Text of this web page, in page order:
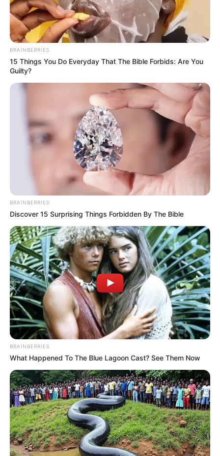
22:10 / 05 Avqust 2026 CƏMİYYƏT
Bakıda MƏSCİD
79 0 0
21:39 / 05 Avqust 2026
Bu restoranda müştərilər tamamilə
çılpaq nahar edirlər
84 0 0
21:24 / 05 Avqust 2026 CƏMİYYƏT
Kartdan-karta köçürmə ilə bağlı limitlər
bu banklarda işləmir
93 0 0
BRAINBERRIES
15 Things You Do Everyday That The Bible Forbids: Are You
Guilty?
BRAINBERRIES
Discover 15 Surprising Things Forbidden By The Bible
BRAINBERRIES
What Happened To The Blue Lagoon Cast? See Them Now